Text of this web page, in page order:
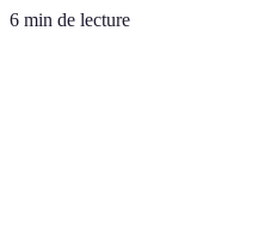
6 min de lecture